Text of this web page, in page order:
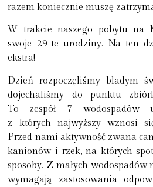
razem koniecznie muszę
W trakcie naszego pobytu na
swoje 29-te urodziny. Na ten
ekstra!
Dzień rozpoczęliśmy bladym
dojechaliśmy do punktu
To zespół 7 wodospadów
z których najwyższy wznosi
Przed nami aktywność zwana
kanionów i rzek, na których
sposoby. Z małych wodospadów
wymagają zastosowania